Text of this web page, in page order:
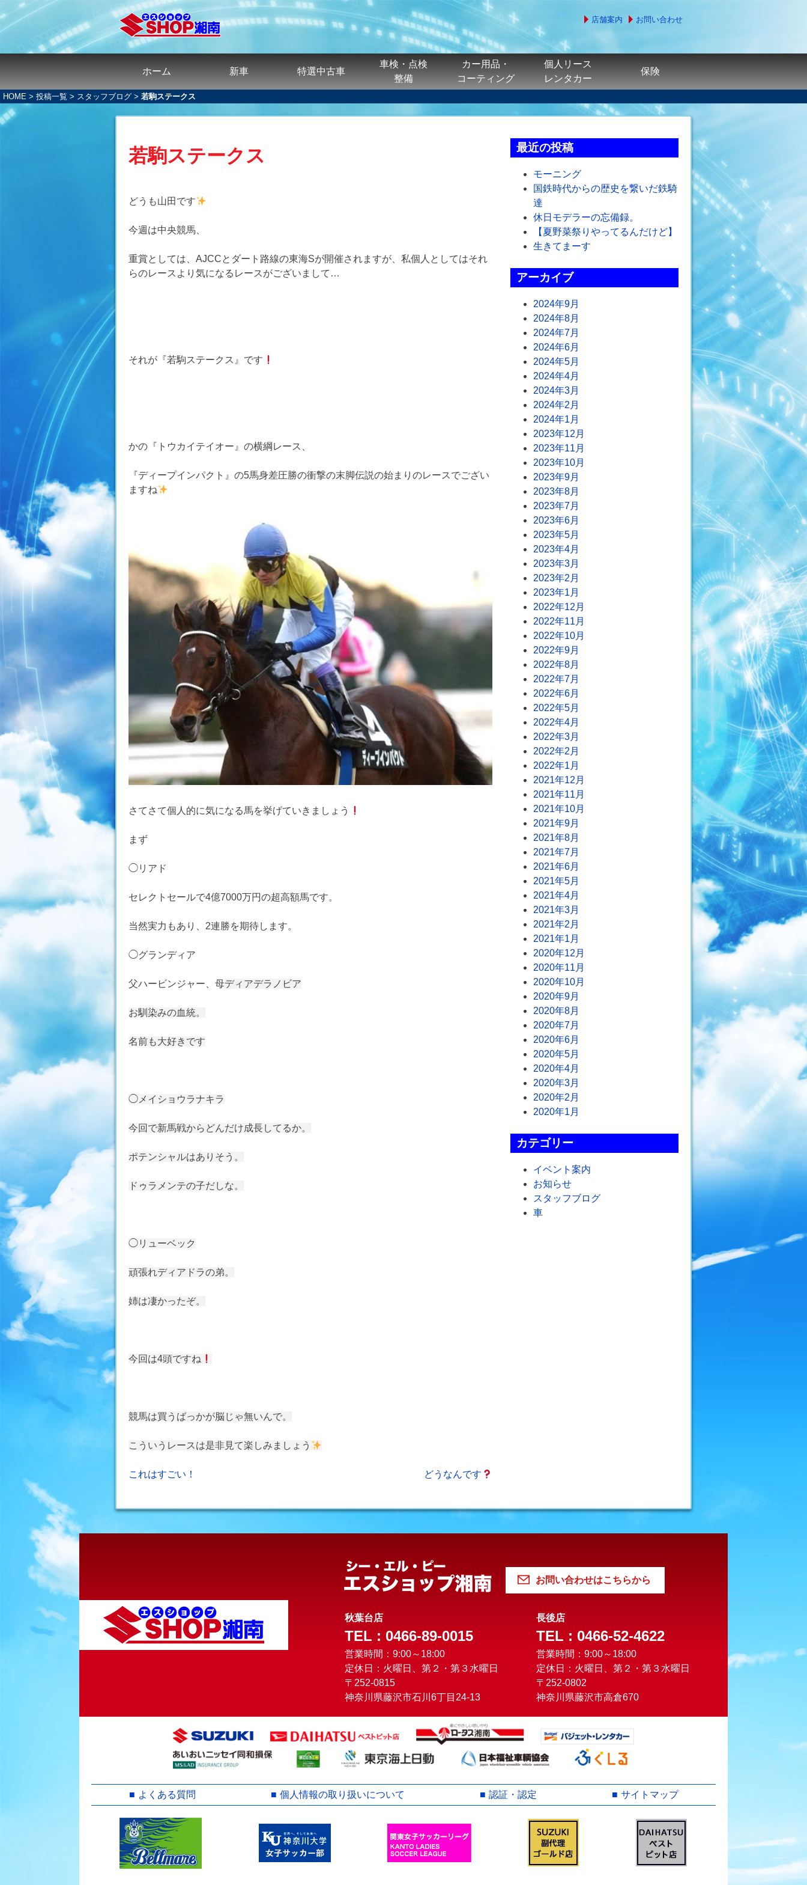
店舗案内 お問い合わせ
ホーム 新車 特選中古車
車検・点検
整備
カー用品・
コーティング
個人リース
レンタカー
保険
HOME > 投稿一覧 > スタッフブログ > 若駒ステークス
若駒ステークス
どうも山田です
今週は中央競馬、
重賞としては、AJCCとダート路線の東海Sが開催されますが、私個人としてはそれ
らのレースより気になるレースがございまして…
それが『若駒ステークス』です
かの『トウカイテイオー』の横綱レース、
『ディープインパクト』の5馬身差圧勝の衝撃の末脚伝説の始まりのレースでござい
ますね
さてさて個人的に気になる馬を挙げていきましょう
まず
◯リアド
セレクトセールで4億7000万円の超高額馬です。
当然実力もあり、2連勝を期待します。
◯グランディア
父ハービンジャー、母ディアデラノビア
お馴染みの血統。
名前も大好きです
◯メイショウラナキラ
今回で新馬戦からどんだけ成長してるか。
ポテンシャルはありそう。
ドゥラメンテの子だしな。
◯リューベック
頑張れディアドラの弟。
姉は凄かったぞ。
今回は4頭ですね
競馬は買うばっかが脳じゃ無いんで。
こういうレースは是非見て楽しみましょう
投
シ
ョ
ン
これはすごい！ どうなんです
最近の投稿
モーニング
国鉄時代からの歴史を繋いだ鉄騎
達
休日モデラーの忘備録。
【夏野菜祭りやってるんだけど】
生きてまーす
アーカイブ
2024年9月
2024年8月
2024年7月
2024年6月
2024年5月
2024年4月
2024年3月
2024年2月
2024年1月
2023年12月
2023年11月
2023年10月
2023年9月
2023年8月
2023年7月
2023年6月
2023年5月
2023年4月
2023年3月
2023年2月
2023年1月
2022年12月
2022年11月
2022年10月
2022年9月
2022年8月
2022年7月
2022年6月
2022年5月
2022年4月
2022年3月
2022年2月
2022年1月
2021年12月
2021年11月
2021年10月
2021年9月
2021年8月
2021年7月
2021年6月
2021年5月
2021年4月
2021年3月
2021年2月
2021年1月
2020年12月
2020年11月
2020年10月
2020年9月
2020年8月
2020年7月
2020年6月
2020年5月
2020年4月
2020年3月
2020年2月
2020年1月
カテゴリー
イベント案内
お知らせ
スタッフブログ
車
お問い合わせはこちらから
秋葉台店
TEL : 0466-89-0015
営業時間：9:00～18:00
定休日：火曜日、第２・第３水曜日
〒252-0815
神奈川県藤沢市石川6丁目24-13
長後店
TEL : 0466-52-4622
営業時間：9:00～18:00
定休日：火曜日、第２・第３水曜日
〒252-0802
神奈川県藤沢市高倉670
よくある質問 個人情報の取り扱いについて 認証・認定 サイトマップ